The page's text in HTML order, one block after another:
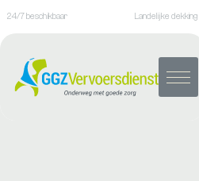
24/7 beschikbaar Landelijke dekking